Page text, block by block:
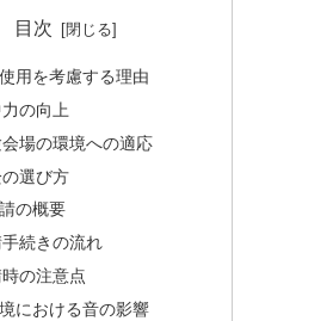
目次
用を考慮する理由
の向上
場の環境への適応
選び方
の概要
続きの流れ
の注意点
における音の影響